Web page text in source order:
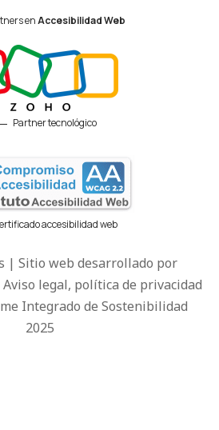
enAccesibilidad Web
Partner tecnológico
accesibilidad web
| Sitio web desarrollado por
Aviso legal, política de privacidad
Integrado de Sostenibilidad
2025